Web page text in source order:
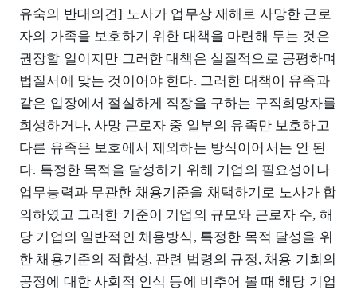
유숙의 반대의견] 노사가 업무상 재해로 사망한 근로
자의 가족을 보호하기 위한 대책을 마련해 두는 것은
권장할 일이지만 그러한 대책은 실질적으로 공평하며
법질서에 맞는 것이어야 한다. 그러한 대책이 유족과
같은 입장에서 절실하게 직장을 구하는 구직희망자를
희생하거나, 사망 근로자 중 일부의 유족만 보호하고
다른 유족은 보호에서 제외하는 방식이어서는 안 된
다. 특정한 목적을 달성하기 위해 기업의 필요성이나
업무능력과 무관한 채용기준을 채택하기로 노사가 합
의하였고 그러한 기준이 기업의 규모와 근로자 수, 해
당 기업의 일반적인 채용방식, 특정한 목적 달성을 위
한 채용기준의 적합성, 관련 법령의 규정, 채용 기회의
공정에 대한 사회적 인식 등에 비추어 볼 때 해당 기업